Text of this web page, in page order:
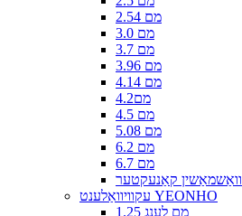
2.54 מם
3.0 מם
3.7 מם
3.96 מם
4.14 מם
4.2מם
4.5 מם
5.08 מם
6.2 מם
6.7 מם
וואַשמאַשין קאַנעקטער
עקוויוואַלענט YEONHO
1.25 מם לענג